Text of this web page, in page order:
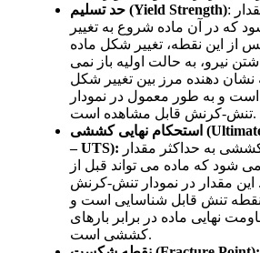
حد تسلیم (Yield Strength): حد تسلیم به مقدار
که در آن ماده شروع به تغییر
از این نقطه، تغییر شکل ماده
نیرو، به حالت اولیه باز نمی
نشان دهنده مرز بین تغییر شکل
است و به طور معمول در نمودار
تنش-کرنش قابلمشاهده است.
استحکام نهایی کششی (Ultimate Tensile Strength
– UTS):
شود که ماده می تواند قبل از
مقدار در نمودار تنش-کرنش
نقطه تنش قابل شناسایی است و
نهایی ماده در برابر بارهای
کششی است.